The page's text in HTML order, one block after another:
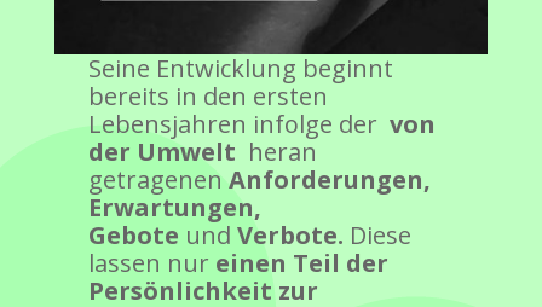
Seine Entwicklung beginnt
bereits in den ersten
Lebensjahren infolge dervon
der Umwelt heran
getragenenAnforderungen,
Erwartungen,
Gebote undVerbote. Diese
lassen nur einen Teil der
Persönlichkeit zur